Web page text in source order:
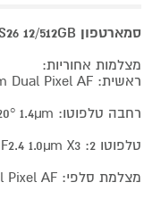
סמארטפון SAMSUNG Galaxy S26 12/512GB לבן
מצלמות אחוריות:
ראשית: 50MP Ois F1.8 1.0µm Dual Pixel AF
רחבה טלפוטו: 12MP F2.2 FOV 120° 1.4µm
טלפוטו 2: 10MP Ois F2.4 1.0µm X3
מצלמת סלפי: 12MP F2.2 1.12µm Dual Pixel AF